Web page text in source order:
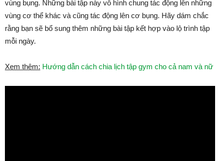
vùng bụng. Những bài tập này vô hình chung tác động lên những
vùng cơ thể khác và cũng tác động lên cơ bụng. Hãy dám chắc
rằng bạn sẽ bổ sung thêm những bài tập kết hợp vào lộ trình tập
mỗi ngày.
Xem thêm: Hướng dẫn cách chia lịch tập gym cho cả nam và nữ